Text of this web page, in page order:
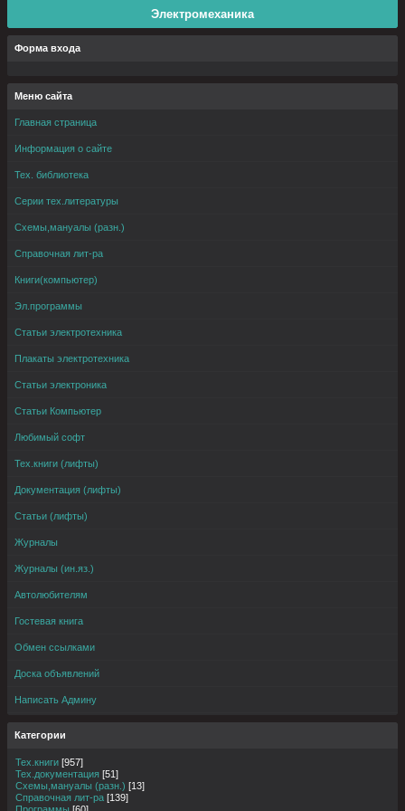
Электромеханика
Форма входа
Меню сайта
Главная страница
Информация о сайте
Тех. библиотека
Серии тех.литературы
Схемы,мануалы (разн.)
Справочная лит-ра
Книги(компьютер)
Эл.программы
Статьи электротехника
Плакаты электротехника
Статьи электроника
Статьи Компьютер
Любимый софт
Тех.книги (лифты)
Документация (лифты)
Статьи (лифты)
Журналы
Журналы (ин.яз.)
Автолюбителям
Гостевая книга
Обмен ссылками
Доска объявлений
Написать Админу
Категории
Тех.книги [957]
Тех.документация [51]
Схемы,мануалы (разн.) [13]
Справочная лит-ра [139]